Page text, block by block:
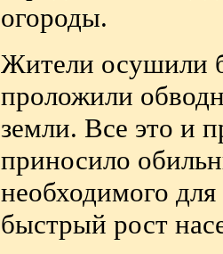
огороды.
Жители осушили
проложили
земли. Все это и
приносило
необходимого
быстрый рост